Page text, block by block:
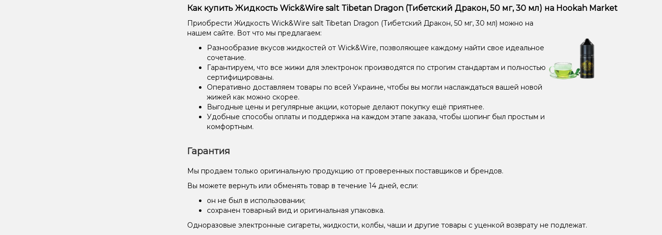
Как купить Жидкость Wick&Wire salt Tibetan Dragon (Тибетский Дракон, 50 мг, 30 мл) на Hookah Market
Приобрести Жидкость Wick&Wire salt Tibetan Dragon (Тибетский Дракон, 50 мг, 30 мл) можно на
нашем сайте. Вот что мы предлагаем:
Разнообразие вкусов жидкостей от Wick&Wire, позволяющее каждому найти свое идеальное
сочетание.
Гарантируем, что все жижи для электронок производятся по строгим стандартам и полностью
сертифицированы.
Оперативно доставляем товары по всей Украине, чтобы вы могли наслаждаться вашей новой
жижей как можно скорее.
Выгодные цены и регулярные акции, которые делают покупку ещё приятнее.
Удобные способы оплаты и поддержка на каждом этапе заказа, чтобы шопинг был простым и
комфортным.
Гарантия
Мы продаем только оригинальную продукцию от проверенных поставщиков и брендов.
Вы можете вернуть или обменять товар в течение 14 дней, если:
он не был в использовании;
сохранен товарный вид и оригинальная упаковка.
Одноразовые электронные сигареты, жидкости, колбы, чаши и другие товары с уценкой возврату не подлежат.